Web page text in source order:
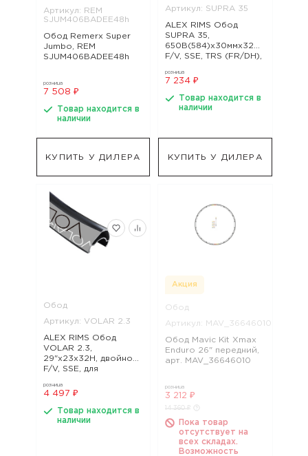
Артикул: REM
SJUM406BADEE48h
Обод Remerx Super
Jumbo, REM
SJUM406BADEE48h
розница
7 508 ₽
Товар находится в
наличии
КУПИТЬ У ДИЛЕРА
Артикул: SUPRA 35
ALEX RIMS Обод
SUPRA 35,
650B(584)х30ммx32H,
F/V, SSE, TRS (FR/DH),
розница
7 234 ₽
Товар находится в
наличии
КУПИТЬ У ДИЛЕРА
Обод
Артикул: VOLAR 2.3
ALEX RIMS Обод
VOLAR 2.3,
29"х23x32H, двойной,
F/V, SSE, для
покрышек, чёрный
2.3
розница
4 497 ₽
Товар находится в
наличии
Акция
Обод
Артикул: MAV_36646010
Обод Mavic Kit Xmax
Enduro 26" передний,
арт. MAV_36646010
розница
3 212 ₽
14 360 ₽
Пока товар
отсутствует на
всех складах.
Возможность